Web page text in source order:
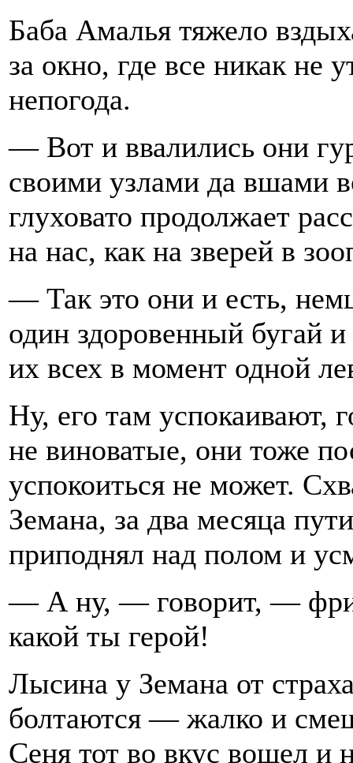
Баба Амалья тяжело
за окно, где все никак не
непогода.
— Вот и ввалились они
своими узлами да вшами
глуховато продолжает
на нас, как на зверей в
— Так это они и есть,
один здоровенный бугай
их всех в момент одной
Ну, его там успокаивают,
не виноватые, они тоже
успокоиться не может.
Земана, за два месяца
приподнял над полом и
— А ну, — говорит, —
какой ты герой!
Лысина у Земана от
болтаются — жалко и
Сеня тот во вкус вошел и